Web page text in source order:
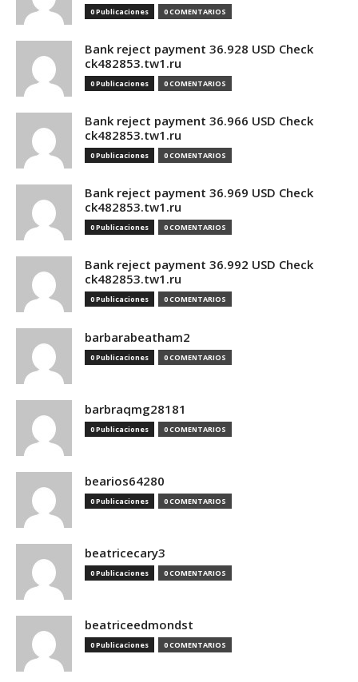
0 Publicaciones 0 COMENTARIOS
Bank reject payment 36.928 USD Check
ck482853.tw1.ru
0 Publicaciones 0 COMENTARIOS
Bank reject payment 36.966 USD Check
ck482853.tw1.ru
0 Publicaciones 0 COMENTARIOS
Bank reject payment 36.969 USD Check
ck482853.tw1.ru
0 Publicaciones 0 COMENTARIOS
Bank reject payment 36.992 USD Check
ck482853.tw1.ru
0 Publicaciones 0 COMENTARIOS
barbarabeatham2
0 Publicaciones 0 COMENTARIOS
barbraqmg28181
0 Publicaciones 0 COMENTARIOS
bearios64280
0 Publicaciones 0 COMENTARIOS
beatricecary3
0 Publicaciones 0 COMENTARIOS
beatriceedmondst
0 Publicaciones 0 COMENTARIOS